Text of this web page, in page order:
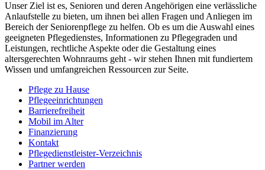
Unser Ziel ist es, Senioren und deren Angehörigen eine verlässliche
Anlaufstelle zu bieten, um ihnen bei allen Fragen und Anliegen im
Bereich der Seniorenpflege zu helfen. Ob es um die Auswahl eines
geeigneten Pflegedienstes, Informationen zu Pflegegraden und
Leistungen, rechtliche Aspekte oder die Gestaltung eines
altersgerechten Wohnraums geht - wir stehen Ihnen mit fundiertem
Wissen und umfangreichen Ressourcen zur Seite.
Pflege zu Hause
Pflegeeinrichtungen
Barrierefreiheit
Mobil im Alter
Finanzierung
Kontakt
Pflegedienstleister-Verzeichnis
Partner werden